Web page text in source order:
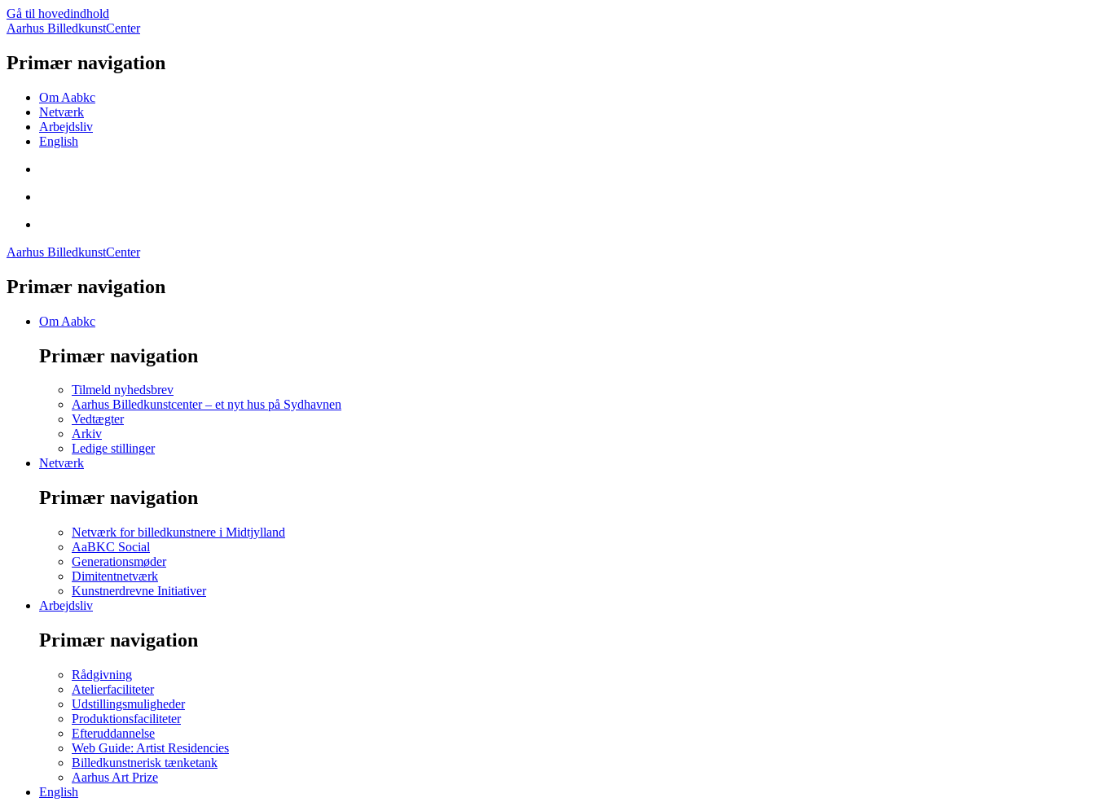
Gå til hovedindhold
Aarhus BilledkunstCenter
Primær navigation
Om Aabkc
Netværk
Arbejdsliv
English
Aarhus BilledkunstCenter
Primær navigation
Om Aabkc
Primær navigation
Tilmeld nyhedsbrev
Aarhus Billedkunstcenter – et nyt hus på Sydhavnen
Vedtægter
Arkiv
Ledige stillinger
Netværk
Primær navigation
Netværk for billedkunstnere i Midtjylland
AaBKC Social
Generationsmøder
Dimitentnetværk
Kunstnerdrevne Initiativer
Arbejdsliv
Primær navigation
Rådgivning
Atelierfaciliteter
Udstillingsmuligheder
Produktionsfaciliteter
Efteruddannelse
Web Guide: Artist Residencies
Billedkunstnerisk tænketank
Aarhus Art Prize
English